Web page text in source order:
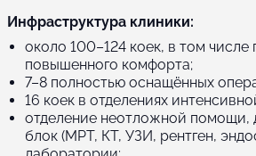
Инфраструктура клиники:
около 100–124 коек, в том числе
повышенного комфорта;
7–8 полностью оснащённых
16 коек в отделениях
отделение неотложной помощи,
блок (МРТ, КТ, УЗИ, рентген,